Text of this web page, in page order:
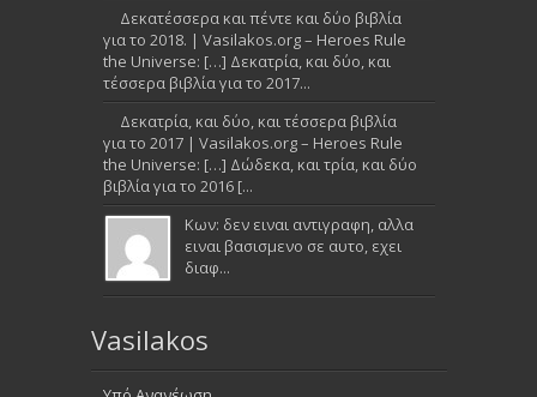
Δεκατέσσερα και πέντε και δύο βιβλία
για το 2018. | Vasilakos.org – Heroes Rule
the Universe: […] Δεκατρία, και δύο, και
τέσσερα βιβλία για το 2017...
Δεκατρία, και δύο, και τέσσερα βιβλία
για το 2017 | Vasilakos.org – Heroes Rule
the Universe: […] Δώδεκα, και τρία, και δύο
βιβλία για το 2016 [...
Κων: δεν ειναι αντιγραφη, αλλα
ειναι βασισμενο σε αυτο, εχει
διαφ...
Vasilakos